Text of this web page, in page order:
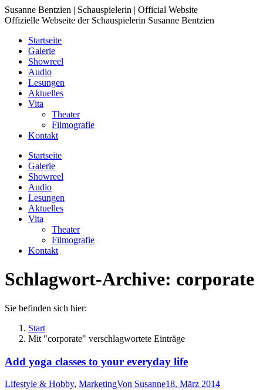
Zum
Inhalt
Susanne Bentzien | Schauspielerin | Official Website
Offizielle Webseite der Schauspielerin Susanne Bentzien
Startseite
Galerie
Showreel
Audio
Lesungen
Aktuelles
Vita
Theater
Filmografie
Kontakt
Startseite
Galerie
Showreel
Audio
Lesungen
Aktuelles
Vita
Theater
Filmografie
Kontakt
Schlagwort-Archive: corporate
Sie befinden sich hier:
Start
Mit "corporate" verschlagwortete Einträge
Add yoga classes to your everyday life
Lifestyle & Hobby, MarketingVon Susanne18. März 2014